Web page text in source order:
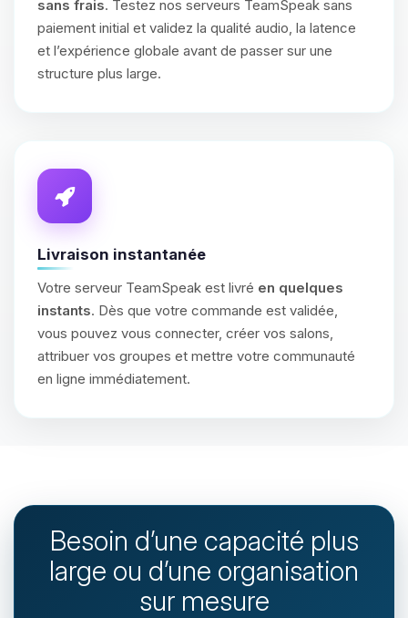
sans frais. Testez nos serveurs TeamSpeak sans
paiement initial et validez la qualité audio, la latence
et l’expérience globale avant de passer sur une
structure plus large.
Livraison instantanée
Votre serveur TeamSpeak est livré en quelques
instants. Dès que votre commande est validée,
vous pouvez vous connecter, créer vos salons,
attribuer vos groupes et mettre votre communauté
en ligne immédiatement.
Besoin d’une capacité plus
large ou d’une organisation
sur mesure